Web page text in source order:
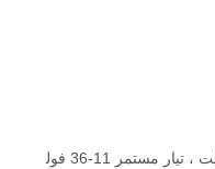
تيار متردد 220-240 فولت ، تيار مستمر 11-36 فول